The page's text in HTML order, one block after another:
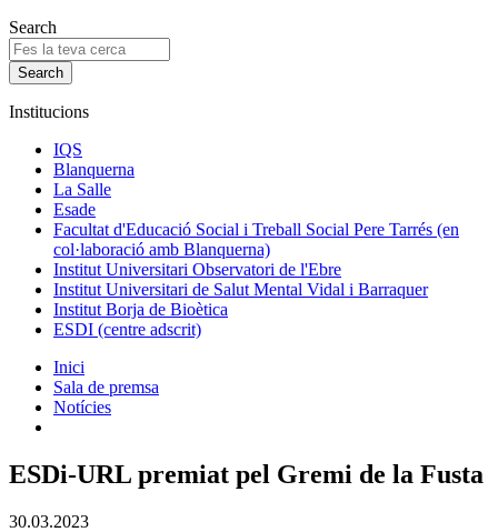
Search
Institucions
IQS
Blanquerna
La Salle
Esade
Facultat d'Educació Social i Treball Social Pere Tarrés (en
col·laboració amb Blanquerna)
Institut Universitari Observatori de l'Ebre
Institut Universitari de Salut Mental Vidal i Barraquer
Institut Borja de Bioètica
ESDI (centre adscrit)
Inici
Sala de premsa
Notícies
ESDi-URL premiat pel Gremi de la Fusta
30.03.2023